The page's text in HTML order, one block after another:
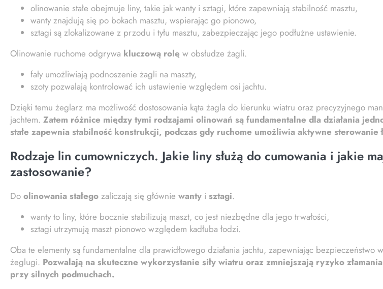
olinowanie stałe obejmuje liny, takie jak wanty i sztagi, które zapewniają stabilność masztu,
wanty znajdują się po bokach masztu, wspierając go pionowo,
sztagi są zlokalizowane z przodu i tyłu masztu, zabezpieczając jego podłużne ustawienie.
Olinowanie ruchome odgrywa kluczową rolę w obsłudze żagli.
fały umożliwiają podnoszenie żagli na maszty,
szoty pozwalają kontrolować ich ustawienie względem osi jachtu.
Dzięki temu żeglarz ma możliwość dostosowania kąta żagla do kierunku wiatru oraz precyzyjnego
jachtem. Zatem różnice między tymi rodzajami olinowań są fundamentalne dla działania
stałe zapewnia stabilność konstrukcji, podczas gdy ruchome umożliwia aktywne sterowanie
Rodzaje lin cumowniczych. Jakie liny służą do cumowania i jakie
zastosowanie?
Do olinowania stałego zaliczają się głównie wanty i sztagi.
wanty to liny, które bocznie stabilizują maszt, co jest niezbędne dla jego trwałości,
sztagi utrzymują maszt pionowo względem kadłuba łodzi.
Oba te elementy są fundamentalne dla prawidłowego działania jachtu, zapewniając bezpieczeństwo
żeglugi. Pozwalają na skuteczne wykorzystanie siły wiatru oraz zmniejszają ryzyko
przy silnych podmuchach.